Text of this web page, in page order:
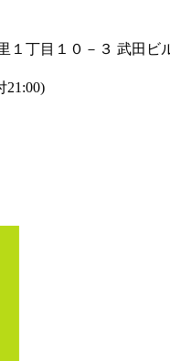
丁目１０－３ 武田ビ
21:00)